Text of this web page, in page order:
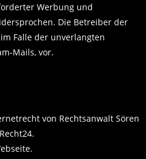
Werbung und
Die Betreiber der
Falle der unverlangten
Mails, vor.
von Rechtsanwalt Sören